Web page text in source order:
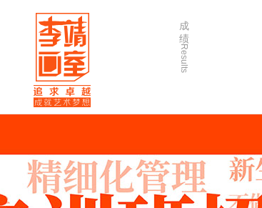
成
绩
Results
2021年
2020年